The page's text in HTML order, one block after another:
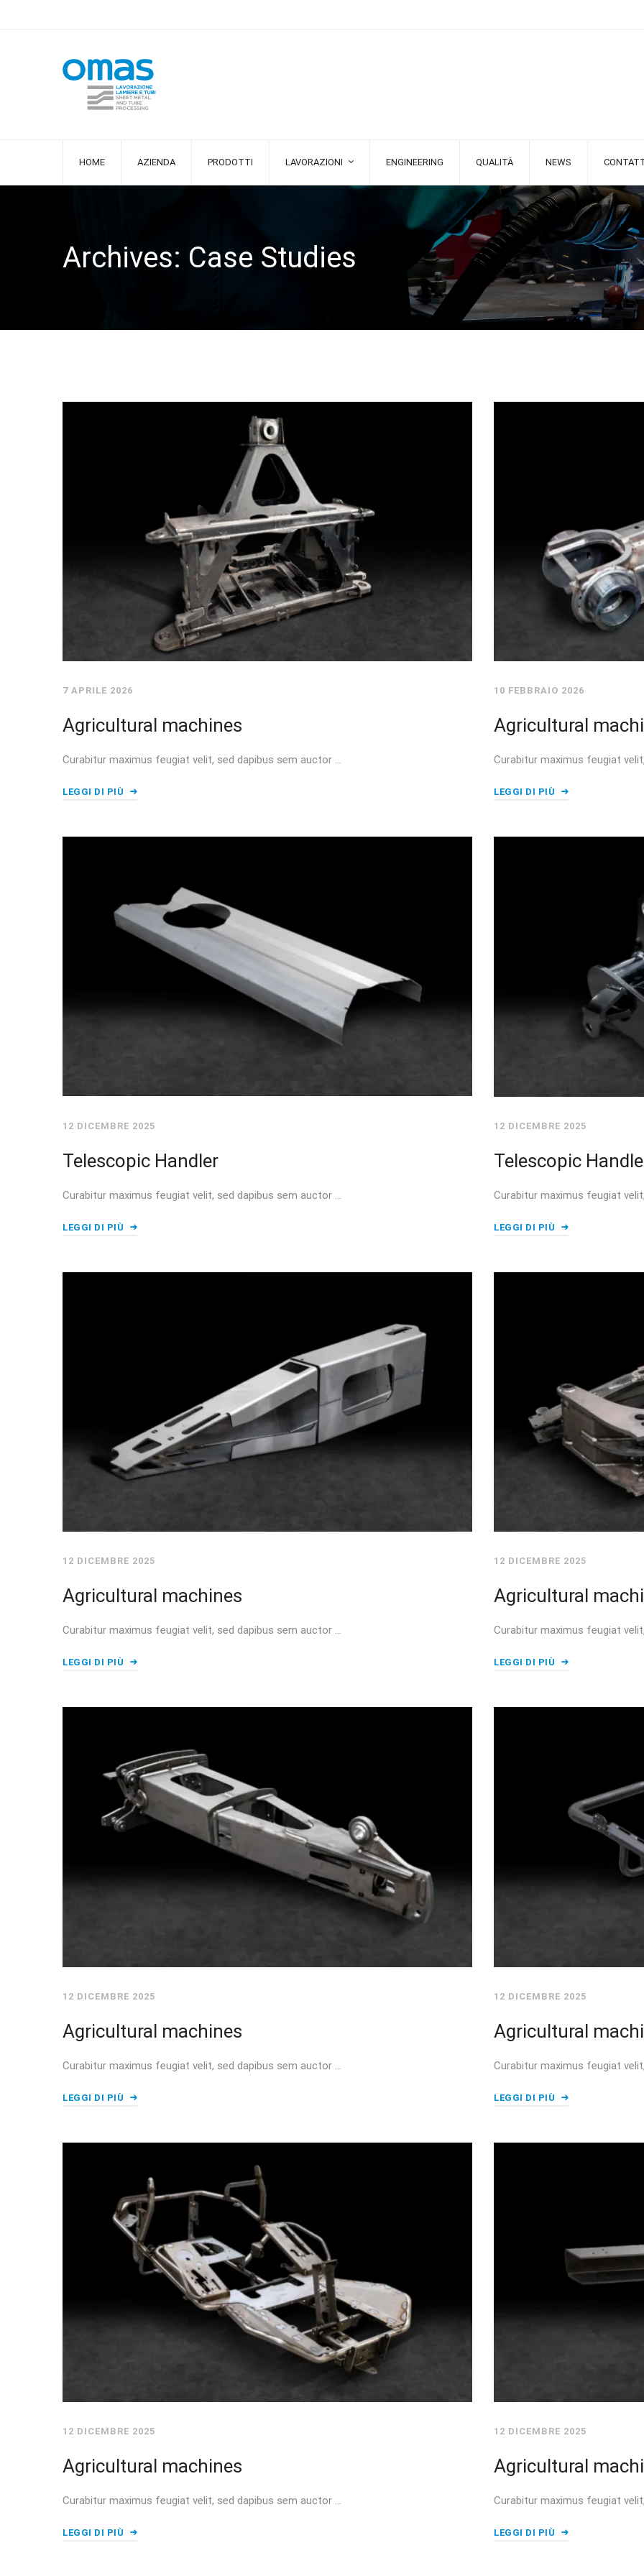
HOME AZIENDA PRODOTTI LAVORAZIONI ENGINEERING QUALITÀ NEWS
Archives: Case Studies
7 APRILE 2026
Agricultural machines
Curabitur maximus feugiat velit, sed dapibus sem auctor …
LEGGI DI PIÙ
10 FEBBRAIO 2026
Agricultural
Curabitur maximus feugiat
LEGGI DI PIÙ
12 DICEMBRE 2025
Telescopic Handler
Curabitur maximus feugiat velit, sed dapibus sem auctor …
LEGGI DI PIÙ
12 DICEMBRE 2025
Telescopic
Curabitur maximus feugiat
LEGGI DI PIÙ
12 DICEMBRE 2025
Agricultural machines
Curabitur maximus feugiat velit, sed dapibus sem auctor …
LEGGI DI PIÙ
12 DICEMBRE 2025
Agricultural
Curabitur maximus feugiat
LEGGI DI PIÙ
12 DICEMBRE 2025
Agricultural machines
Curabitur maximus feugiat velit, sed dapibus sem auctor …
LEGGI DI PIÙ
12 DICEMBRE 2025
Agricultural
Curabitur maximus feugiat
LEGGI DI PIÙ
12 DICEMBRE 2025
Agricultural machines
Curabitur maximus feugiat velit, sed dapibus sem auctor …
LEGGI DI PIÙ
12 DICEMBRE 2025
Agricultural
Curabitur maximus feugiat
LEGGI DI PIÙ